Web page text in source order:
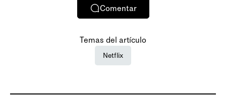
Comentar
Temas del artículo
Netflix